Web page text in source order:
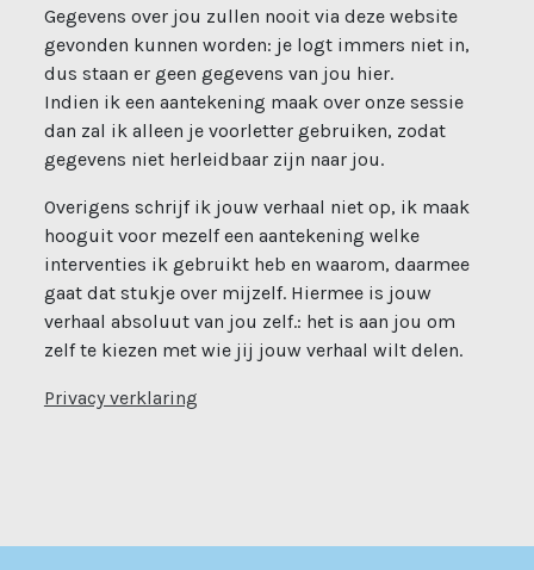
Gegevens over jou zullen nooit via deze website
gevonden kunnen worden: je logt immers niet in,
dus staan er geen gegevens van jou hier.
Indien ik een aantekening maak over onze sessie
dan zal ik alleen je voorletter gebruiken, zodat
gegevens niet herleidbaar zijn naar jou.
Overigens schrijf ik jouw verhaal niet op, ik maak
hooguit voor mezelf een aantekening welke
interventies ik gebruikt heb en waarom, daarmee
gaat dat stukje over mijzelf. Hiermee is jouw
verhaal absoluut van jou zelf.: het is aan jou om
zelf te kiezen met wie jij jouw verhaal wilt delen.
Privacy verklaring